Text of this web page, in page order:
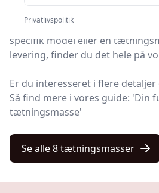
Hvad enten du leder efter
specifik model eller en
levering, finder du det hele på
Er du interesseret i flere
Så find mere i vores guide: 'Din
tætningsmasse'
Se alle 8 tætningsmasser
Privatlivspolitik